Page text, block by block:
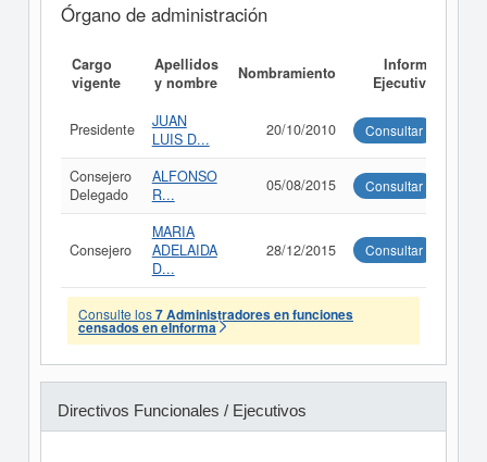
Órgano de administración
Cargo
vigente
Apellidos
y nombre
Nombramiento
Informe
Ejecutivo
Presidente
JUAN
LUIS D...
20/10/2010 Consultar
Consejero
Delegado
ALFONSO
R...
05/08/2015 Consultar
Consejero
MARIA
ADELAIDA
D...
28/12/2015 Consultar
Consulte los7 Administradores en funciones
censados en eInforma
Directivos Funcionales / Ejecutivos